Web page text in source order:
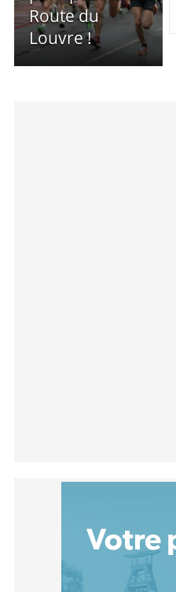
Route du
Louvre !